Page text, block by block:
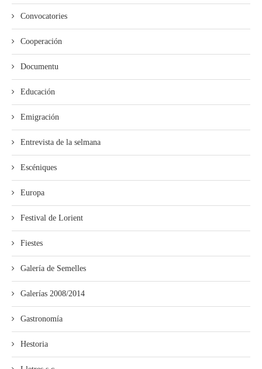
Convocatories
Cooperación
Documentu
Educación
Emigración
Entrevista de la selmana
Escéniques
Europa
Festival de Lorient
Fiestes
Galería de Semelles
Galerías 2008/2014
Gastronomía
Hestoria